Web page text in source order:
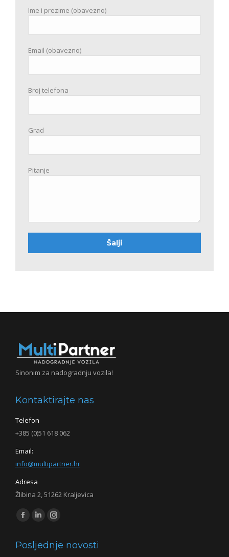
Ime i prezime (obavezno)
Email (obavezno)
Broj telefona
Grad
Pitanje
Sinonim za nadogradnju vozila!
Kontaktirajte nas
Telefon
+385 (0)51 618 062
Email:
info@multipartner.hr
Adresa
Žlibina 2, 51262 Kraljevica
Find us on:
Facebook
opens
Linkedin
opens
Instagram
opens
Posljednje novosti